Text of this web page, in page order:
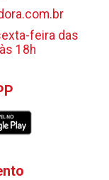
feira das
18h